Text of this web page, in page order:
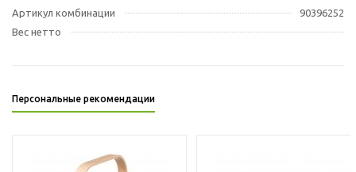
Артикул комбинации
90396252
Вес нетто
Персональные рекомендации